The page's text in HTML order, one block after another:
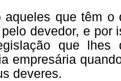
aqueles que têm o
devedor, e por
que
empresária
deveres.